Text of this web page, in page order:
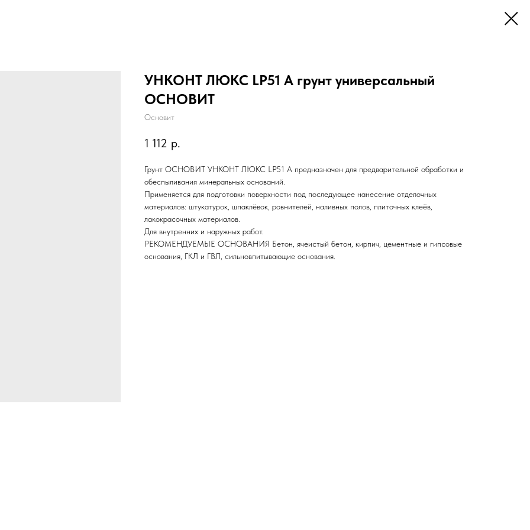
УНКОНТ ЛЮКС LP51 A грунт универсальный
ОСНОВИТ
Основит
1 112 р.
Грунт ОСНОВИТ УНКОНТ ЛЮКС LP51 A предназначен для предварительной обработки и
обеспыливания минеральных оснований.
Применяется для подготовки поверхности под последующее нанесение отделочных
материалов: штукатурок, шпаклёвок, ровнителей, наливных полов, плиточных клеёв,
лакокрасочных материалов.
Для внутренних и наружных работ.
РЕКОМЕНДУЕМЫЕ ОСНОВАНИЯ Бетон, ячеистый бетон, кирпич, цементные и гипсовые
основания, ГКЛ и ГВЛ, сильновпитывающие основания.